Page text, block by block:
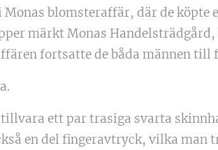
blomsteraffär, där de
märkt Monas
fortsatte de båda männen till
ett par trasiga svarta
en del fingeravtryck, vilka man